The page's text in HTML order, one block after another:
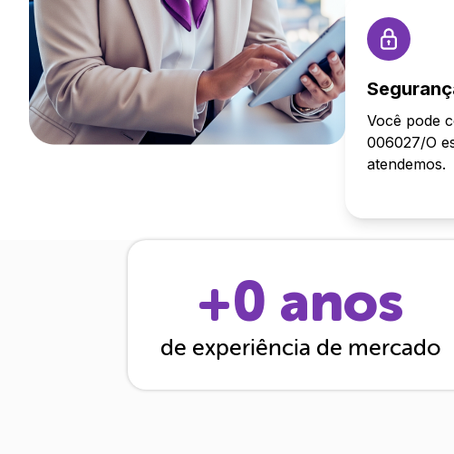
Você pode
006027/O
atendemos.
+0 anos
de experiência de mercado